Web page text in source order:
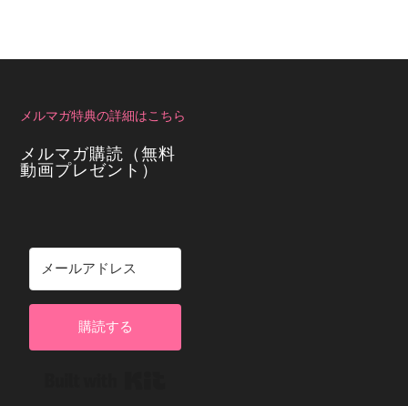
メルマガ特典の詳細はこちら
メルマガ購読（無料
動画プレゼント）
購読する